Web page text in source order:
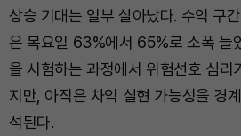
상승 기대는 일부 살아났다. 수익 구
은 목요일 63%에서 65%로 소폭 늘
을 시험하는 과정에서 위험선호 심리
지만, 아직은 차익 실현 가능성을 경
석된다.